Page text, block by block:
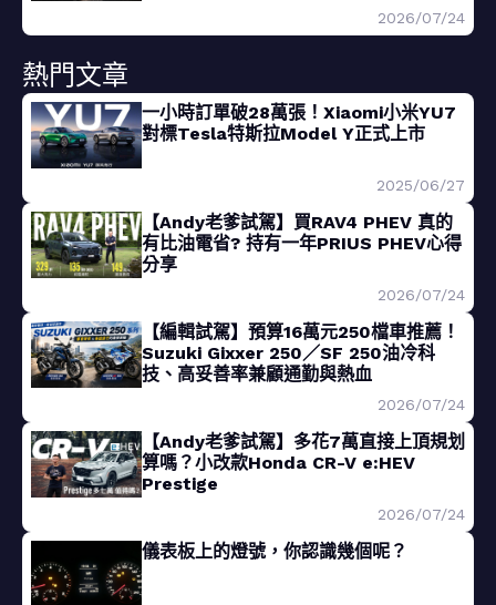
2026/07/24
熱門文章
一小時訂單破28萬張！Xiaomi小米YU7
對標Tesla特斯拉Model Y正式上市
2025/06/27
【Andy老爹試駕】買RAV4 PHEV 真的
有比油電省? 持有一年PRIUS PHEV心得
分享
2026/07/24
【編輯試駕】預算16萬元250檔車推薦！
Suzuki Gixxer 250／SF 250油冷科
技、高妥善率兼顧通勤與熱血
2026/07/24
【Andy老爹試駕】多花7萬直接上頂規划
算嗎？小改款Honda CR-V e:HEV
Prestige
2026/07/24
儀表板上的燈號，你認識幾個呢？